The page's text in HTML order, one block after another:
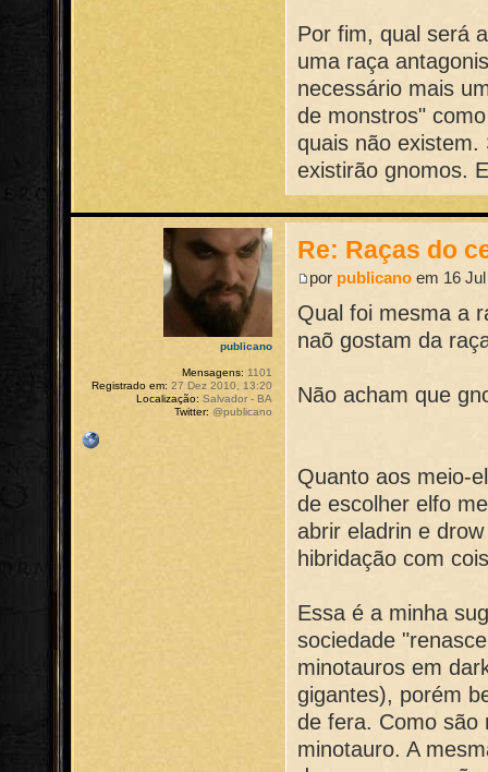
Por fim, qual será
uma raça
necessário mais
de monstros"
quais não existem.
existirão gnomos.
Re: Raças do
por publicano em 16
Qual foi mesma a
naõ gostam da
Não acham que
Quanto aos meio-
de escolher elfo
abrir eladrin e
hibridação com
Essa é a minha
sociedade
minotauros em
gigantes), porém
de fera. Como são
minotauro. A
publicano
Mensagens: 1101
Registrado em: 27 Dez 2010, 13:20
Localização: Salvador - BA
Twitter: @publicano